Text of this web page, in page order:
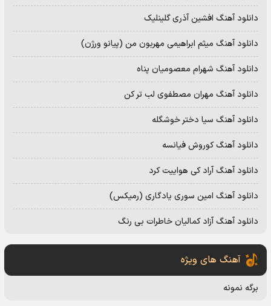
دانلود آهنگ افشین آذری گلینلیک
دانلود آهنگ میثم ابراهیمی مهربون من (پیانو ورژن)
دانلود آهنگ شهرام معصومیان پناه
دانلود آهنگ مهران مصطفوی لب تر کن
دانلود آهنگ سیا دختر خوشگله
دانلود آهنگ کوروش فیانسه
دانلود آهنگ آراد کی هواییت کرد
دانلود آهنگ امین سوری یادگاری (رمیکس)
دانلود آهنگ آزاد کمالیان خاطرات بی رنگ
آهنگ های ویژه
برگه نمونه